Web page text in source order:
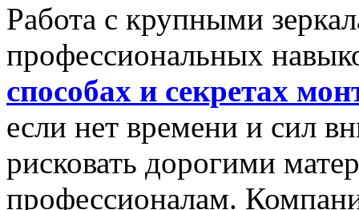
Работа с крупными
профессиональных
способах и секретах
если нет времени и сил
рисковать дорогими
профессионалам.